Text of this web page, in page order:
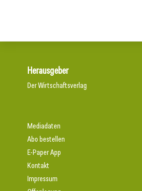
Herausgeber
Der Wirtschaftsverlag
Mediadaten
Abo bestellen
E-Paper App
Kontakt
Impressum